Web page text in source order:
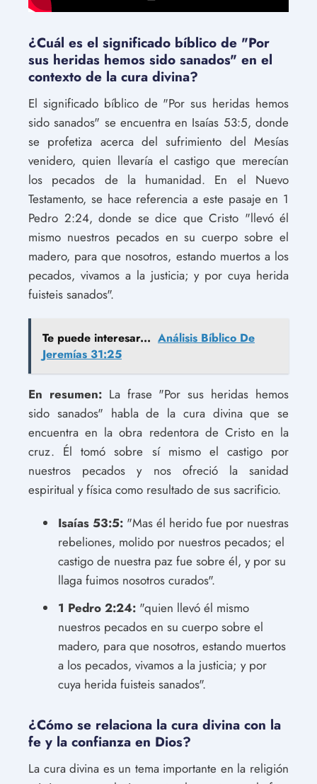
¿Cuál es el significado bíblico de "Por
sus heridas hemos sido sanados" en el
contexto de la cura divina?
El significado bíblico de "Por sus heridas hemos
sido sanados" se encuentra en Isaías 53:5, donde
se profetiza acerca del sufrimiento del Mesías
venidero, quien llevaría el castigo que merecían
los pecados de la humanidad. En el Nuevo
Testamento, se hace referencia a este pasaje en 1
Pedro 2:24, donde se dice que Cristo "llevó él
mismo nuestros pecados en su cuerpo sobre el
madero, para que nosotros, estando muertos a los
pecados, vivamos a la justicia; y por cuya herida
fuisteis sanados".
Te puede interesar... Análisis Bíblico De
Jeremías 31:25
En resumen:La frase "Por sus heridas hemos
sido sanados" habla de la cura divina que se
encuentra en la obra redentora de Cristo en la
cruz. Él tomó sobre sí mismo el castigo por
nuestros pecados y nos ofreció la sanidad
espiritual y física como resultado de sus sacrificio.
Isaías 53:5: "Mas él herido fue por nuestras
rebeliones, molido por nuestros pecados; el
castigo de nuestra paz fue sobre él, y por su
llaga fuimos nosotros curados".
1 Pedro 2:24: "quien llevó él mismo
nuestros pecados en su cuerpo sobre el
madero, para que nosotros, estando muertos
a los pecados, vivamos a la justicia; y por
cuya herida fuisteis sanados".
¿Cómo se relaciona la cura divina con la
fe y la confianza en Dios?
La cura divina es un tema importante en la religión